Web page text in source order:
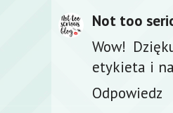
Not too
Wow!
etykieta i
Odpowiedz